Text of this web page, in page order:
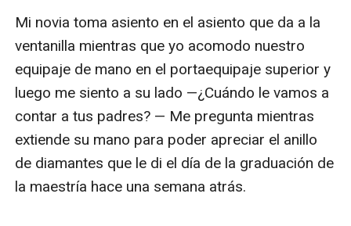
Mi novia toma asiento en el asiento que da a la
ventanilla mientras que yo acomodo nuestro
equipaje de mano en el portaequipaje superior y
luego me siento a su lado —¿Cuándo le vamos a
contar a tus padres? — Me pregunta mientras
extiende su mano para poder apreciar el anillo
de diamantes que le di el día de la graduación de
la maestría hace una semana atrás.